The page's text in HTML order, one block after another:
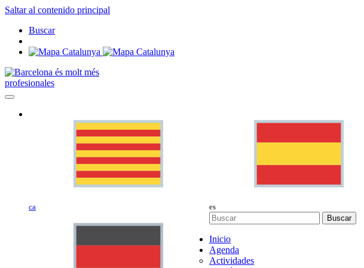
Saltar al contenido principal
Buscar
profesionales
ca es
Buscar
Inicio
Agenda
Actividades